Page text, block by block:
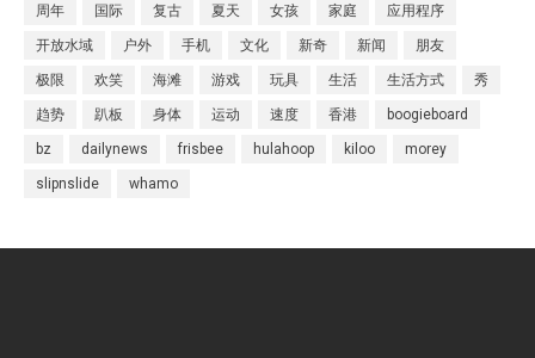
周年 国际 复古 夏天 女孩 家庭 应用程序
开放水域 户外 手机 文化 新奇 新闻 朋友
极限 欢笑 海滩 游戏 玩具 生活 生活方式 秀
趋势 趴板 身体 运动 速度 香港 boogieboard
bz dailynews frisbee hulahoop kiloo morey
slipnslide whamo